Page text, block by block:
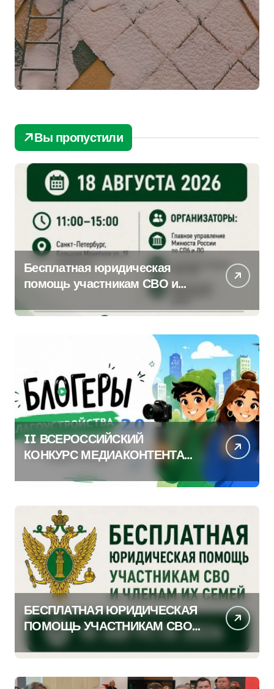
Вы пропустили
Бесплатная юридическая
помощь участникам СВО и
II ВСЕРОССИЙСКИЙ
КОНКУРС МЕДИАКОНТЕНТА
ПО БЛАГОУСТРОЙСТВУ
ГОРОДОВ И ПОСЕЛЕНИЙ
«БЛОГЕРЫ
БЛАГОУСТРОЙСТВА 2.0»
БЕСПЛАТНАЯ ЮРИДИЧЕСКАЯ
ПОМОЩЬ УЧАСТНИКАМ СВО
И ЧЛЕНАМ ИХ СЕМЕЙ